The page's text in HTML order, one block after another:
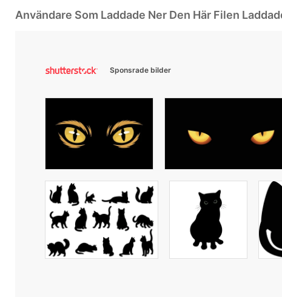
Användare Som Laddade Ner Den Här Filen
Sponsrade bilder